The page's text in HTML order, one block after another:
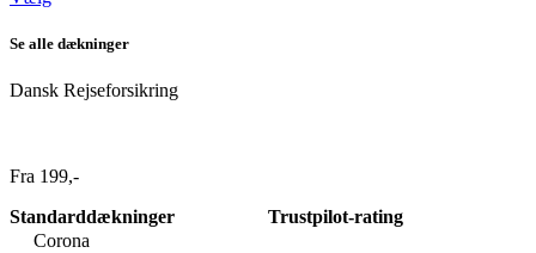
Se alle dækninger
Dansk Rejseforsikring
Fra 199,-
Standarddækninger
Corona
Trustpilot-rating